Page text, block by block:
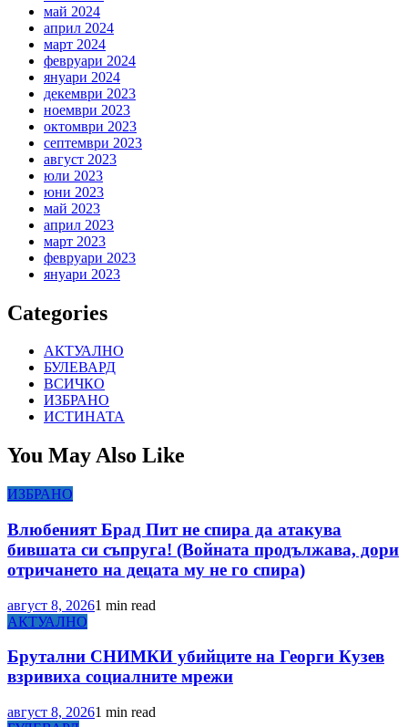
май 2024
април 2024
март 2024
февруари 2024
януари 2024
декември 2023
ноември 2023
октомври 2023
септември 2023
август 2023
юли 2023
юни 2023
май 2023
април 2023
март 2023
февруари 2023
януари 2023
Categories
АКТУАЛНО
БУЛЕВАРД
ВСИЧКО
ИЗБРАНО
ИСТИНАТА
You May Also Like
ИЗБРАНО
Влюбеният Брад Пит не спира да атакува
бившата си съпруга! (Войната продължава, дори
отричането на децата му не го спира)
август 8, 20261 min read
АКТУАЛНО
Брутални СНИМКИ убийците на Георги Кузев
взривиха социалните мрежи
август 8, 20261 min read